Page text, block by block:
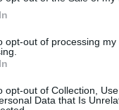
opt-out of processing
opt-out of Collection,
Data that Is
0
instagram nationallibrary